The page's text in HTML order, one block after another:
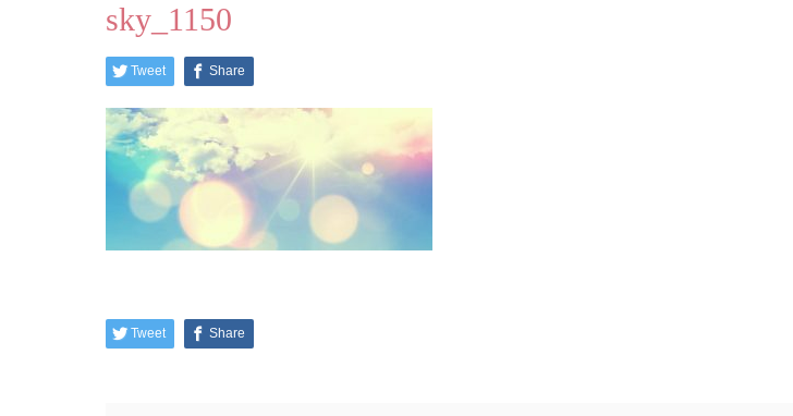
sky_1150
Tweet Share
Tweet Share